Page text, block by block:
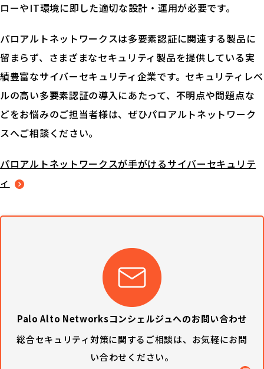
ローやIT環境に即した適切な設計・運用が必要です。
パロアルトネットワークスは多要素認証に関連する製品に
留まらず、さまざまなセキュリティ製品を提供している実
績豊富なサイバーセキュリティ企業です。セキュリティレベ
ルの高い多要素認証の導入にあたって、不明点や問題点な
どをお悩みのご担当者様は、ぜひパロアルトネットワーク
スへご相談ください。
パロアルトネットワークスが手がけるサイバーセキュリテ
ィ
Palo Alto Networksコンシェルジュへのお問い合わせ
総合セキュリティ対策に関するご相談は、 お気軽にお問
い合わせください。